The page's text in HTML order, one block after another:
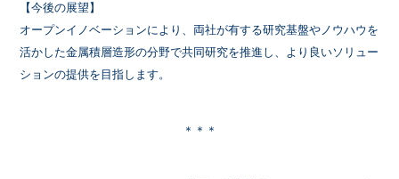
【今後の展望】
オープンイノベーションにより、両社が有する研究基盤やノウハウを
活かした金属積層造形の分野で共同研究を推進し、より良いソリュー
ションの提供を目指します。
＊＊＊